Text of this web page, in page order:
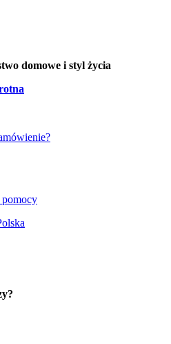
domowe i styl życia
pomocy